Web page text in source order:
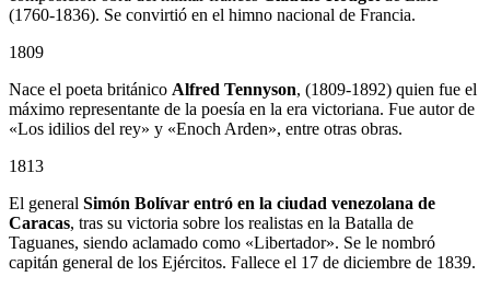
(1760-1836). Se convirtió en el himno nacional de Francia.
1809
Nace el poeta británico Alfred Tennyson, (1809-1892) quien fue el
máximo representante de la poesía en la era victoriana. Fue autor de
«Los idilios del rey» y «Enoch Arden», entre otras obras.
1813
El general Simón Bolívar entró en la ciudad venezolana de
Caracas, tras su victoria sobre los realistas en la Batalla de
Taguanes, siendo aclamado como «Libertador». Se le nombró
capitán general de los Ejércitos. Fallece el 17 de diciembre de 1839.